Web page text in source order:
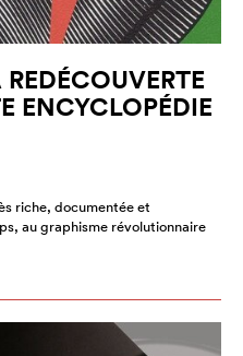
ENCYCLOPÉDIE
riche, documentée et
au graphisme révolutionnaire